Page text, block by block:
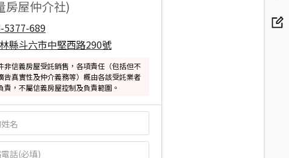
房屋仲介社)
5377-689
縣斗六市中堅西路290號
非信義房屋受託銷售，各項責任（包括但不
告真實性及仲介義務等）概由各該受託業者
責，不屬信義房屋控制及負責範圍。